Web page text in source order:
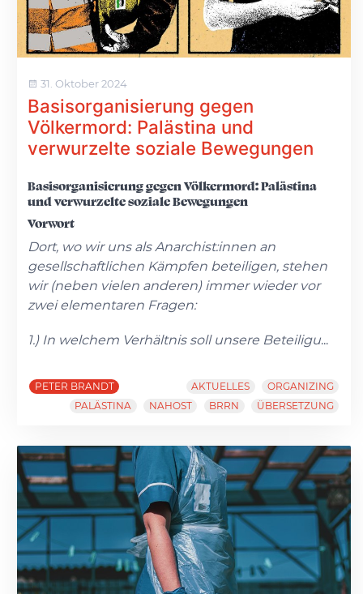
31. Oktober 2024
Basisorganisierung gegen
Völkermord: Palästina und
verwurzelte soziale Bewegungen
Basisorganisierung gegen Völkermord: Palästina
und verwurzelte soziale Bewegungen
Vorwort
Dort, wo wir uns als Anarchist:innen an
gesellschaftlichen Kämpfen beteiligen, stehen
wir (neben vielen anderen) immer wieder vor
zwei elementaren Fragen:
1.) In welchem Verhältnis soll unsere Beteiligu...
PETER BRANDT AKTUELLES
ORGANIZING
PALÄSTINA
NAHOST BRRN ÜBERSETZUNG